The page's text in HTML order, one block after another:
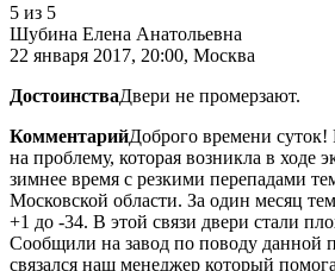
5 из 5
Шубина Елена Анатольевна
22 января 2017, 20:00, Москва
ДостоинстваДвери не промерзают.
КомментарийДоброго времени суток!
на проблему, которая возникла в ходе
зимнее время с резкими перепадами
Московской области. За один месяц
+1 до -34. В этой связи двери стали
Сообщили на завод по поводу данной
связался наш менеджер который